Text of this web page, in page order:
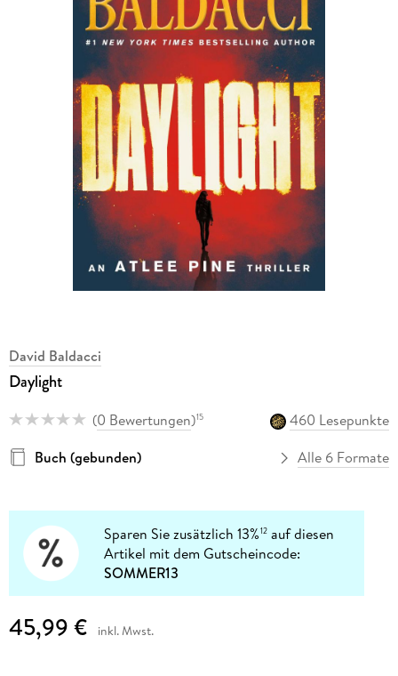
David Baldacci
Daylight
(0 Bewertungen)15
460 Lesepunkte
Buch (gebunden)
Alle 6 Formate
Sparen Sie zusätzlich 13%12 auf diesen
Artikel mit dem Gutscheincode:
SOMMER13
45,99 € inkl. Mwst.